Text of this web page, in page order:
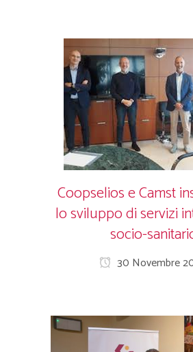
Coopselios e Camst
lo sviluppo di servizi
socio-
30 Novembre